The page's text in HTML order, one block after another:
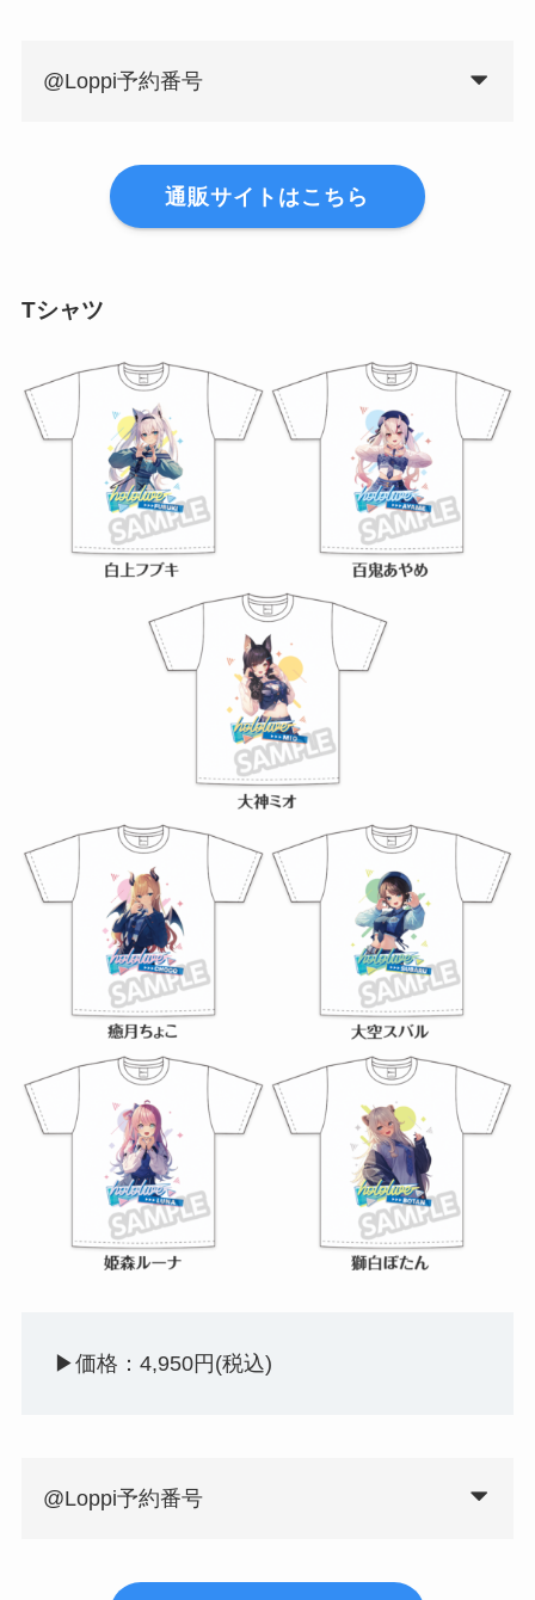
@Loppi予約番号
通販サイトはこちら
Tシャツ
▶︎価格：4,950円(税込)
@Loppi予約番号